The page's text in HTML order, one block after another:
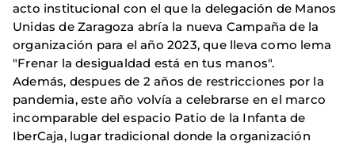
acto institucional con el que la delegación de Manos
Unidas de Zaragoza abría la nueva Campaña de la
organización para el año 2023, que lleva como lema
"Frenar la desigualdad está en tus manos".
Además, despues de 2 años de restricciones por la
pandemia, este año volvía a celebrarse en el marco
incomparable del espacio Patio de la Infanta de
IberCaja, lugar tradicional donde la organización